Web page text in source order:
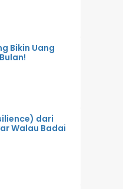
Bikin Uang
dari
Walau Badai